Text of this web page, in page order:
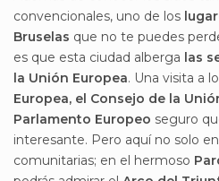
convencionales, uno de los
Bruselas que no te puedes
es que esta ciudad alberga las
la Unión Europea. Una visita a
Europea, el Consejo de la
Parlamento Europeo seguro
interesante. Pero aquí no solo
comunitarias; en el hermoso